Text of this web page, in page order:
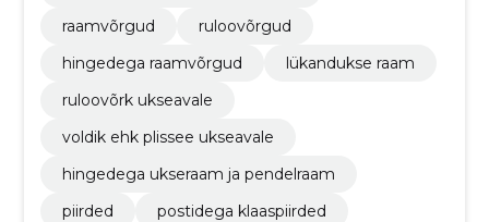
raamvõrgud
ruloovõrgud
hingedega raamvõrgud
lükandukse raam
ruloovõrk ukseavale
voldik ehk plissee ukseavale
hingedega ukseraam ja pendelraam
piirded
postidega klaaspiirded